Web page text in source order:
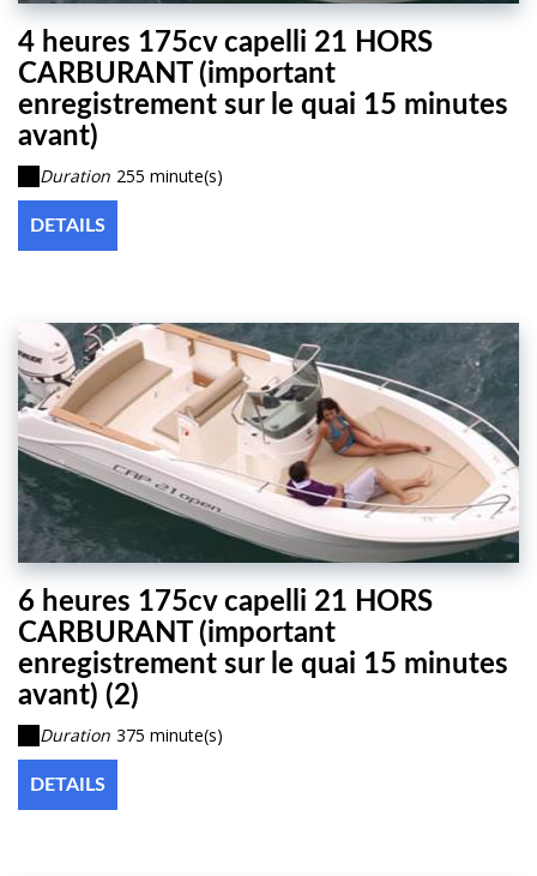
4 heures 175cv capelli 21 HORS
CARBURANT (important
enregistrement sur le quai 15 minutes
avant)
Duration 255 minute(s)
DETAILS
6 heures 175cv capelli 21 HORS
CARBURANT (important
enregistrement sur le quai 15 minutes
avant) (2)
Duration 375 minute(s)
DETAILS